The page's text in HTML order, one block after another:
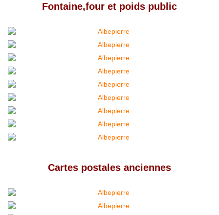
Fontaine,four et poids public
Cartes postales anciennes